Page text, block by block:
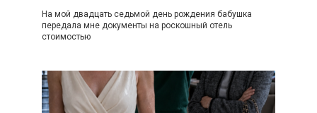
На мой двадцать седьмой день рождения бабушка
передала мне документы на роскошный отель
стоимостью